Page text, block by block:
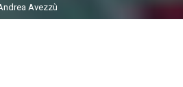
Avezzù